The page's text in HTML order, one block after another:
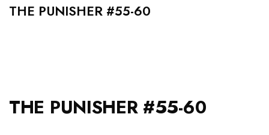
THE PUNISHER #55-60
THE PUNISHER #55-60